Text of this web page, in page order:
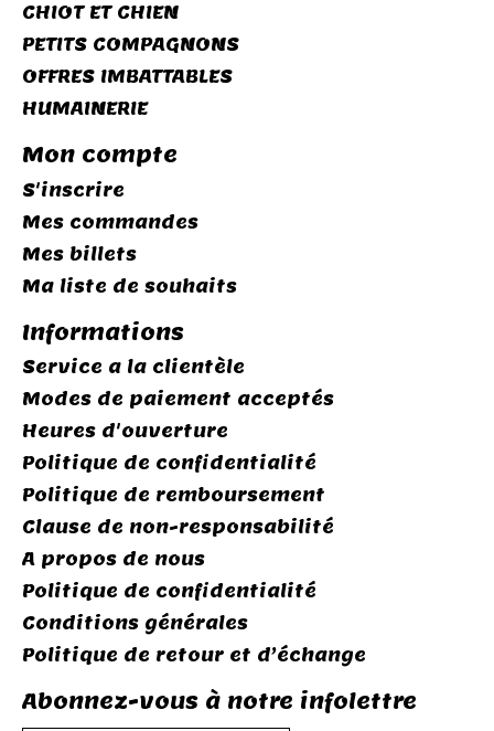
CHIOT ET CHIEN
PETITS COMPAGNONS
OFFRES IMBATTABLES
HUMAINERIE
Mon compte
S'inscrire
Mes commandes
Mes billets
Ma liste de souhaits
Informations
Service a la clientèle
Modes de paiement acceptés
Heures d'ouverture
Politique de confidentialité
Politique de remboursement
Clause de non-responsabilité
A propos de nous
Politique de confidentialité
Conditions générales
Politique de retour et d’échange
Abonnez-vous à notre infolettre